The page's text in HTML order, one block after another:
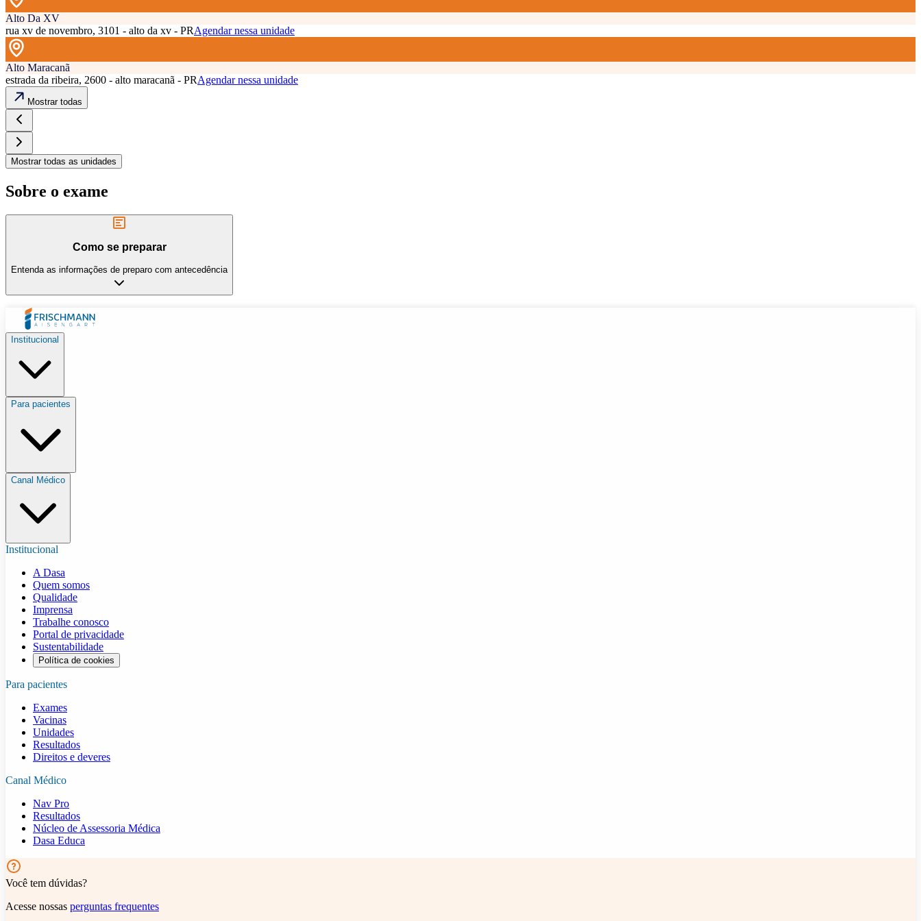
Alto Da XV
rua xv de novembro, 3101 - alto da xv - PRAgendar nessa unidade
Alto Maracanã
estrada da ribeira, 2600 - alto maracanã - PRAgendar nessa unidade
Mostrar todas
Mostrar todas as unidades
Sobre o exame
Como se preparar
Entenda as informações de preparo com antecedência
Institucional
Para pacientes
Canal Médico
Institucional
A Dasa
Quem somos
Qualidade
Imprensa
Trabalhe conosco
Portal de privacidade
Sustentabilidade
Política de cookies
Para pacientes
Exames
Vacinas
Unidades
Resultados
Direitos e deveres
Canal Médico
Nav Pro
Resultados
Núcleo de Assessoria Médica
Dasa Educa
Você tem dúvidas?
Acesse nossas perguntas frequentes